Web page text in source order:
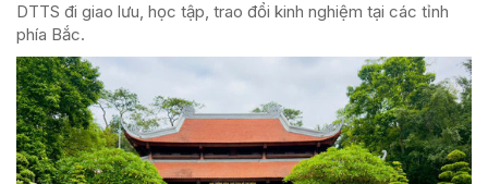
DTTS đi giao lưu, học tập, trao đổi kinh nghiệm tại các tỉnh
phía Bắc.